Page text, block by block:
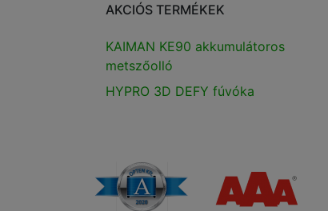
AKCIÓS TERMÉKEK
KAIMAN KE90 akkumulátoros
metszőolló
HYPRO 3D DEFY fúvóka